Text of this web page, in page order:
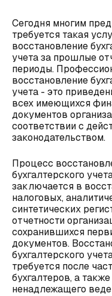
Сегодня многим
требуется такая
восстановление
учета за прошлые
периоды.
восстановление
учета - это
всех имеющихся
документов
соответствии с
законодательством.
Процесс
бухгалтерского
заключается в
налоговых,
синтетических
отчетности
сохранившихся
документов.
бухгалтерского
требуется после
бухгалтеров, а
ненадлежащего